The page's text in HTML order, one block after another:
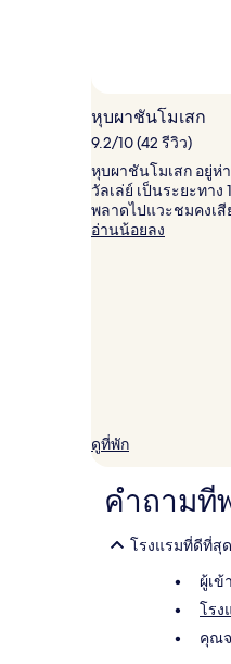
เข้า
พัก
2
คน
ราคา
และ
จำนวน
กำหนด
หุบผาชันโมเสก
9.2/10 (42 รีวิว)
หุบผาชันโมเสก อยู่ห่
วัลเล่ย์ เป็นระยะทาง
พลาดไปแวะชมคงเสี
อ่านน้อยลง
ดูที่พัก
คำถามที่
โรงแรมที่ดีที่สุด
ผู้เข้
โรง
คุณจ